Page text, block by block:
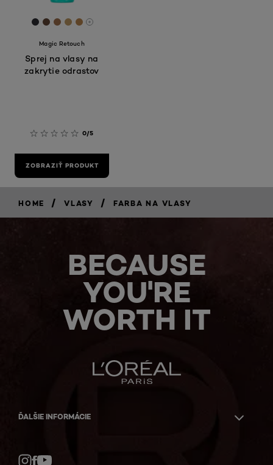
[Color]: #2C2D32
[Color]: #624737
[Color]: #A1704C
[Color]: #C19B65
[Color]: #BB874F
More shades are available
Magic Retouch
Sprej na vlasy na
zakrytie odrastov
0/5
ZOBRAZIŤ PRODUKT
HOME / VLASY / FARBA NA VLASY
BECAUSE
YOU'RE
WORTH IT
ĎALŠIE INFORMÁCIE